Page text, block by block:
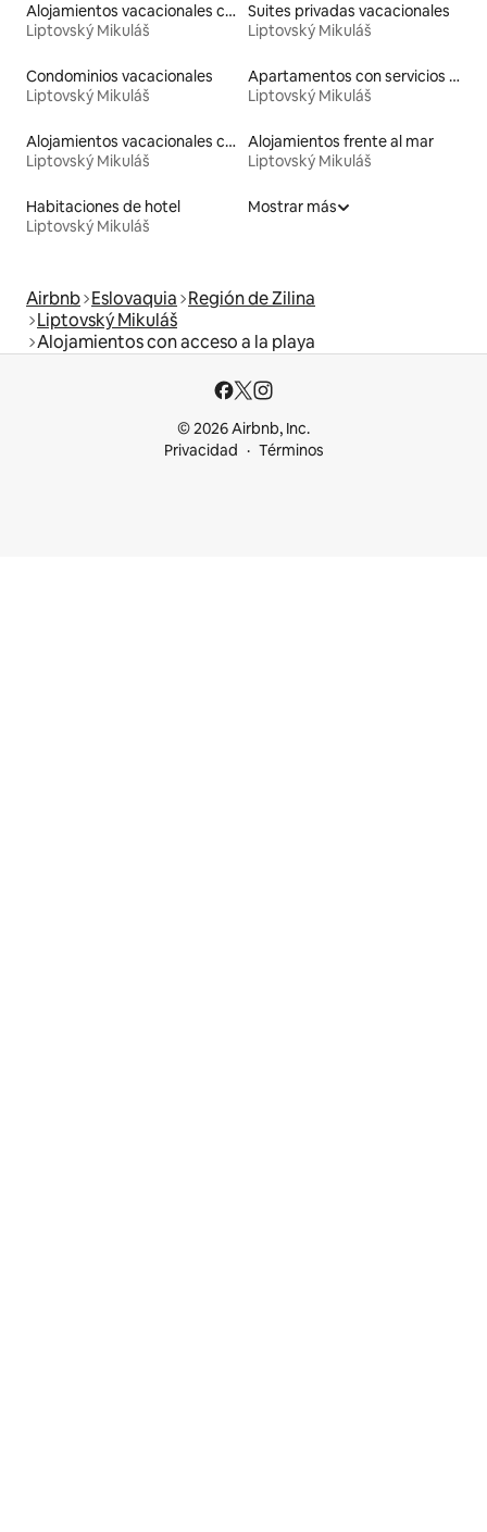
Alojamientos vacacionales con entrada y salida de pistas de esquí
Liptovský Mikuláš
Suites privadas vacacionales
Liptovský Mikuláš
Condominios vacacionales
Liptovský Mikuláš
Apartamentos con servicios incluidos vacacionales
Liptovský Mikuláš
Alojamientos vacacionales con piscina
Liptovský Mikuláš
Alojamientos frente al mar
Liptovský Mikuláš
Habitaciones de hotel
Liptovský Mikuláš
Mostrar más
Airbnb Eslovaquia Región de Zilina
Liptovský Mikuláš
Alojamientos con acceso a la playa
© 2026 Airbnb, Inc.
Privacidad
Términos